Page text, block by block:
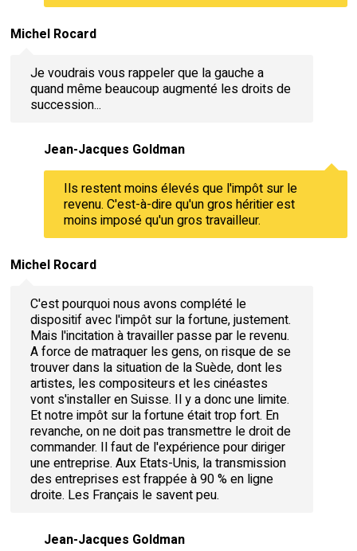
Michel Rocard
Je voudrais vous rappeler que la gauche a
quand même beaucoup augmenté les droits de
succession...
Jean-Jacques Goldman
Ils restent moins élevés que l'impôt sur le
revenu. C'est-à-dire qu'un gros héritier est
moins imposé qu'un gros travailleur.
Michel Rocard
C'est pourquoi nous avons complété le
dispositif avec l'impôt sur la fortune, justement.
Mais l'incitation à travailler passe par le revenu.
A force de matraquer les gens, on risque de se
trouver dans la situation de la Suède, dont les
artistes, les compositeurs et les cinéastes
vont s'installer en Suisse. Il y a donc une limite.
Et notre impôt sur la fortune était trop fort. En
revanche, on ne doit pas transmettre le droit de
commander. Il faut de l'expérience pour diriger
une entreprise. Aux Etats-Unis, la transmission
des entreprises est frappée à 90 % en ligne
droite. Les Français le savent peu.
Jean-Jacques Goldman